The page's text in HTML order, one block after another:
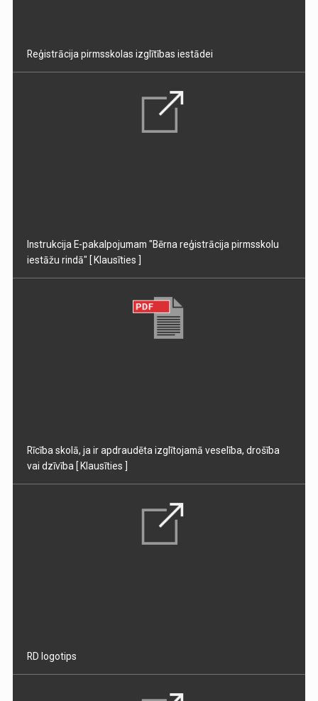
Reģistrācija pirmsskolas izglītības iestādei
Instrukcija E-pakalpojumam "Bērna reģistrācija pirmsskolu
iestāžu rindā" [ Klausīties ]
Rīcība skolā, ja ir apdraudēta izglītojamā veselība, drošība
vai dzīvība [ Klausīties ]
RD logotips